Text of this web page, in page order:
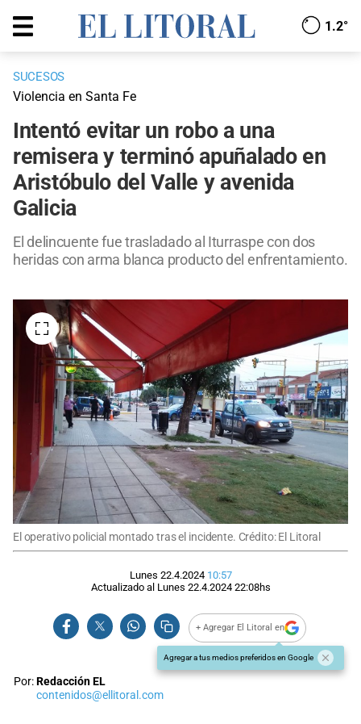
1.2°
SUCESOS
Violencia en Santa Fe
Intentó evitar un robo a una
remisera y terminó apuñalado en
Aristóbulo del Valle y avenida
Galicia
El delincuente fue trasladado al Iturraspe con dos
heridas con arma blanca producto del enfrentamiento.
El operativo policial montado tras el incidente. Crédito: El Litoral
Lunes 22.4.2024 10:57
Actualizado al Lunes 22.4.2024 22:08hs
+ Agregar El Litoral en
Agregar a tus medios preferidos en Google
Por:Redacción EL
contenidos@ellitoral.com